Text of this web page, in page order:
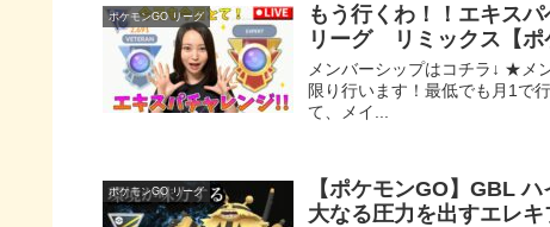
ポケモンGO リーグ
もう行くわ！！エキス
リーグ リミックス【ポ
メンバーシップはコチラ↓ ★メ
限り行います！最低でも月1で
て、メイ...
ポケモンGO リーグ
【ポケモンGO】GBL
大なる圧力を出すエレ